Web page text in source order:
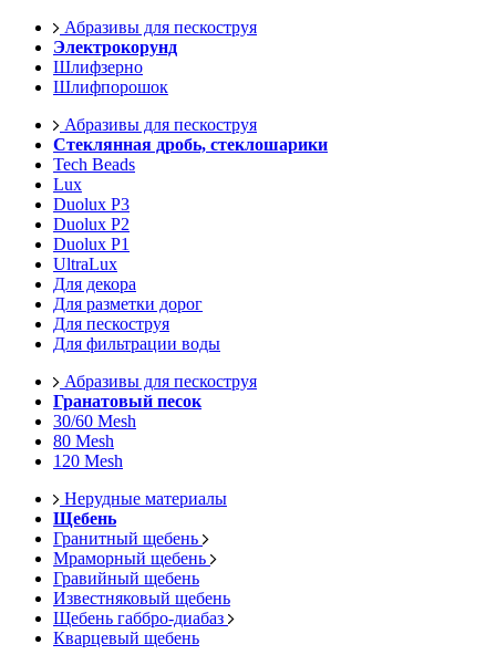
Абразивы для пескоструя
Электрокорунд
Шлифзерно
Шлифпорошок
Абразивы для пескоструя
Стеклянная дробь, стеклошарики
Tech Beads
Lux
Duolux P3
Duolux P2
Duolux P1
UltraLux
Для декора
Для разметки дорог
Для пескоструя
Для фильтрации воды
Абразивы для пескоструя
Гранатовый песок
30/60 Mesh
80 Mesh
120 Mesh
Нерудные материалы
Щебень
Гранитный щебень
Мраморный щебень
Гравийный щебень
Известняковый щебень
Щебень габбро-диабаз
Кварцевый щебень